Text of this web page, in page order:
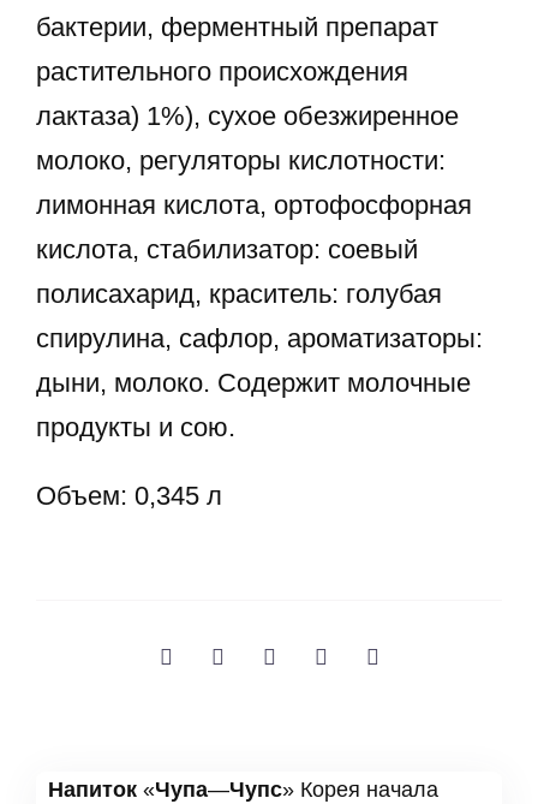
бактерии, ферментный препарат
растительного происхождения
лактаза) 1%), сухое обезжиренное
молоко, регуляторы кислотности:
лимонная кислота, ортофосфорная
кислота, стабилизатор: соевый
полисахарид, краситель: голубая
спирулина, сафлор, ароматизаторы:
дыни, молоко. Содержит молочные
продукты и сою.
Объем: 0,345 л
Напиток«Чупа—Чупс» Корея начала